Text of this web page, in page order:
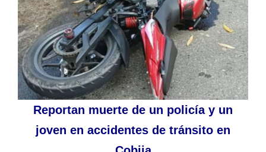
Reportan muerte de un policía y un
joven en accidentes de tránsito en